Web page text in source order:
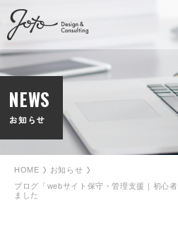
NEWS
お知らせ
HOME
お知らせ
ブログ「webサイト保守・管理支援｜初心
ました